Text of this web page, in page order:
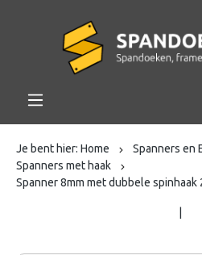
Je bent hier: Home
Spanners en
Spanners met haak
Spanner 8mm met dubbele